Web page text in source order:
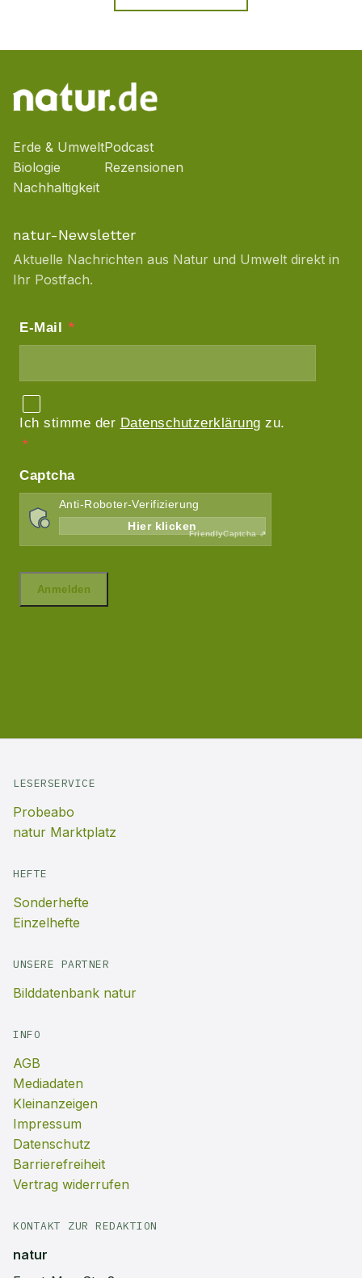
Erde & Umwelt
Biologie
Nachhaltigkeit
Podcast
Rezensionen
natur-Newsletter
Aktuelle Nachrichten aus Natur und Umwelt direkt in
Ihr Postfach.
LESERSERVICE
Probeabo
natur Marktplatz
HEFTE
Sonderhefte
Einzelhefte
UNSERE PARTNER
Bilddatenbank natur
INFO
AGB
Mediadaten
Kleinanzeigen
Impressum
Datenschutz
Barrierefreiheit
Vertrag widerrufen
KONTAKT ZUR REDAKTION
natur